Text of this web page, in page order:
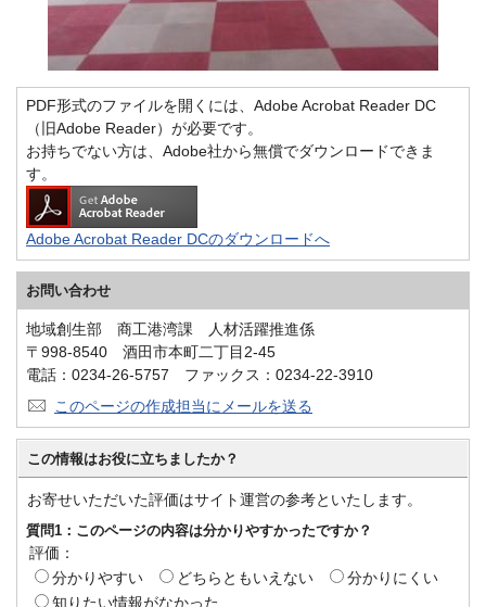
PDF形式のファイルを開くには、Adobe Acrobat Reader DC
（旧Adobe Reader）が必要です。
お持ちでない方は、Adobe社から無償でダウンロードできま
す。
Adobe Acrobat Reader DCのダウンロードへ
お問い合わせ
地域創生部 商工港湾課 人材活躍推進係
〒998-8540 酒田市本町二丁目2-45
電話：0234-26-5757 ファックス：0234-22-3910
このページの作成担当にメールを送る
この情報はお役に立ちましたか？
お寄せいただいた評価はサイト運営の参考といたします。
質問1：このページの内容は分かりやすかったですか？
評価：
分かりやすい
どちらともいえない
分かりにくい
知りたい情報がなかった